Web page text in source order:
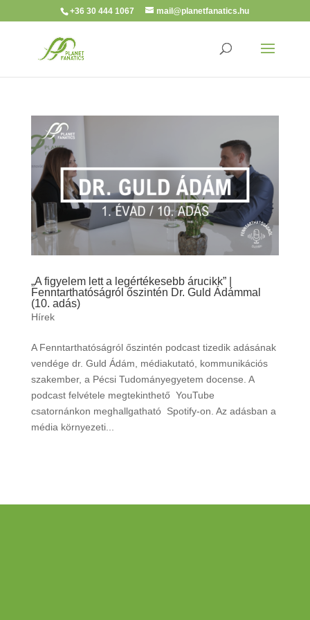
+36 30 444 1067 mail@planetfanatics.hu
„A figyelem lett a legértékesebb árucikk” |
Fenntarthatóságról őszintén Dr. Guld Ádámmal
(10. adás)
Hírek
A Fenntarthatóságról őszintén podcast tizedik adásának
vendége dr. Guld Ádám, médiakutató, kommunikációs
szakember, a Pécsi Tudományegyetem docense. A
podcast felvétele megtekinthető YouTube
csatornánkon meghallgatható Spotify-on. Az adásban a
média környezeti...